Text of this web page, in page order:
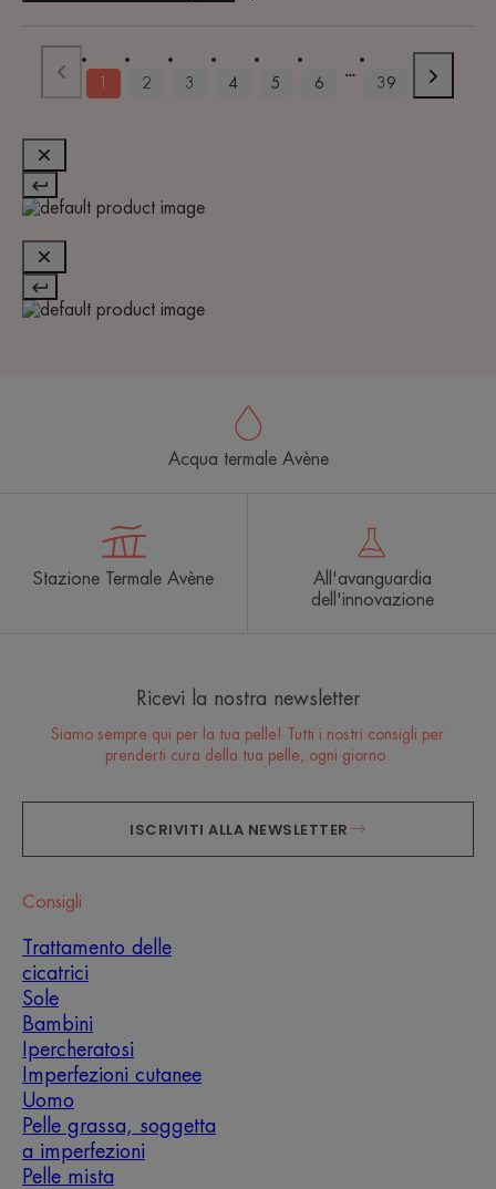
2 3 4 5 6 39
Acqua termale Avène
Stazione Termale Avène
All'avanguardia
dell'innovazione
Ricevi la nostra newsletter
Siamo sempre qui per la tua pelle! Tutti i nostri consigli per
prenderti cura della tua pelle, ogni giorno.
ISCRIVITI ALLA NEWSLETTER
Consigli
Trattamento delle
cicatrici
Sole
Bambini
Ipercheratosi
Imperfezioni cutanee
Uomo
Pelle grassa, soggetta
a imperfezioni
Pelle mista